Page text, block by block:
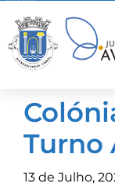
content
Freguesia
Turno
13 de Julho,